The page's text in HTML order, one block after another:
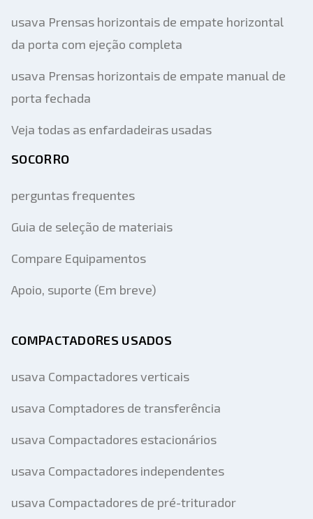
usava Prensas horizontais de empate horizontal
da porta com ejeção completa
usava Prensas horizontais de empate manual de
porta fechada
Veja todas as enfardadeiras usadas
SOCORRO
perguntas frequentes
Guia de seleção de materiais
Compare Equipamentos
Apoio, suporte (Em breve)
COMPACTADORES USADOS
usava Compactadores verticais
usava Comptadores de transferência
usava Compactadores estacionários
usava Compactadores independentes
usava Compactadores de pré-triturador